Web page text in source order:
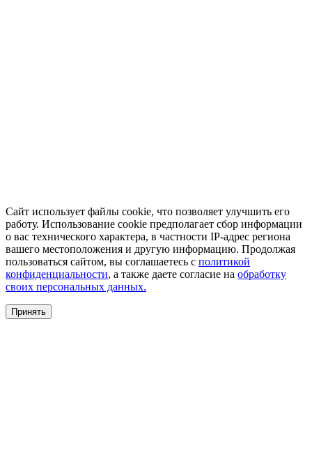
Сайт использует файлы cookie, что позволяет улучшить его
работу. Использование cookie предполагает сбор информации
о вас технического характера, в частности IP-адрес региона
вашего местоположения и другую информацию. Продолжая
пользоваться сайтом, вы соглашаетесь с политикой
конфиденциальности, а также даете согласие на обработку
своих персональных данных.
Принять